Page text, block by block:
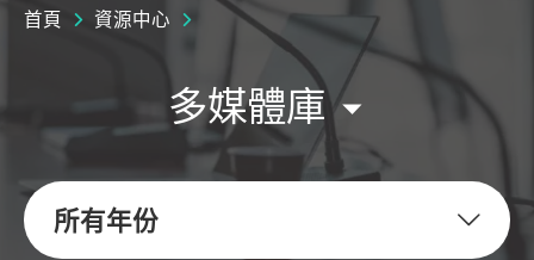
首頁 資源中心
多媒體庫
所有年份